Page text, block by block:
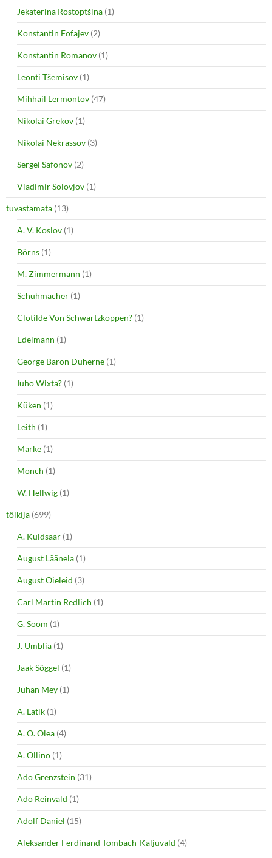
Jekaterina Rostoptšina (1)
Konstantin Fofajev (2)
Konstantin Romanov (1)
Leonti Tšemisov (1)
Mihhail Lermontov (47)
Nikolai Grekov (1)
Nikolai Nekrassov (3)
Sergei Safonov (2)
Vladimir Solovjov (1)
tuvastamata (13)
A. V. Koslov (1)
Börns (1)
M. Zimmermann (1)
Schuhmacher (1)
Clotilde Von Schwartzkoppen? (1)
Edelmann (1)
George Baron Duherne (1)
Iuho Wixta? (1)
Küken (1)
Leith (1)
Marke (1)
Mönch (1)
W. Hellwig (1)
tõlkija (699)
A. Kuldsaar (1)
August Läänela (1)
August Õieleid (3)
Carl Martin Redlich (1)
G. Soom (1)
J. Umblia (1)
Jaak Sõggel (1)
Juhan Mey (1)
A. Latik (1)
A. O. Olea (4)
A. Ollino (1)
Ado Grenzstein (31)
Ado Reinvald (1)
Adolf Daniel (15)
Aleksander Ferdinand Tombach-Kaljuvald (4)